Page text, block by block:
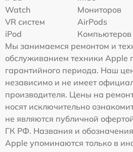
Watch
Мониторов
VR систем
AirPods
iPod
Компьютеров
Мы занимаемся ремонтом и
обслуживанием техники Apple
гарантийного периода. Наш
независимо и не имеет
производителя. Цены на
носят исключительно
не являются публичной
ГК РФ. Названия и
Apple упоминаются только в